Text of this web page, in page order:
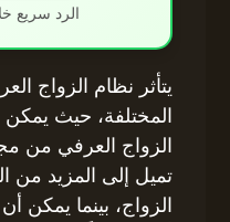
الرد سريع
يتأثر نظام الزواج
المختلفة، حيث
الزواج العرفي من
تميل إلى المزيد من
الزواج، بينما يمكن